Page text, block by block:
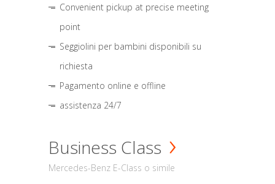
Convenient pickup at precise meeting
point
Seggiolini per bambini disponibili su
richiesta
Pagamento online e offline
assistenza 24/7
Business Class
Mercedes-Benz E-Class o simile